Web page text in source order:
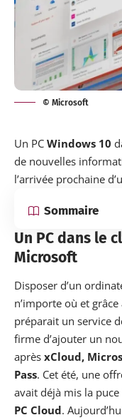
© Microsoft
Un PC Windows 10
de nouvelles
l’arrivée prochaine
Sommaire
Un PC dans le
Microsoft
Disposer d’un
n’importe où et
préparait un service
firme d’ajouter un
après xCloud,
Pass. Cet été, une
avait déjà mis la puce
PC Cloud.